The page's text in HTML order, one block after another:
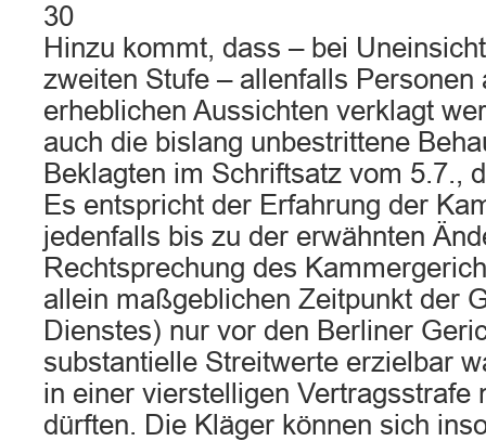
30
Hinzu kommt, dass – bei
zweiten Stufe – allenfalls Personen
erheblichen Aussichten verklagt
auch die bislang unbestrittene
Beklagten im Schriftsatz vom 5.7.,
Es entspricht der Erfahrung der
jedenfalls bis zu der erwähnten
Rechtsprechung des
allein maßgeblichen Zeitpunkt der
Dienstes) nur vor den Berliner
substantielle Streitwerte erzielbar
in einer vierstelligen Vertragsstrafe
dürften. Die Kläger können sich